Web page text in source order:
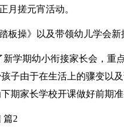
月搓元宵活动。
板操》以及带领幼儿学会新
新学期幼小衔接家长会，重
子由于在生活上的骤变以
期家长学校开课做好前期准
篇2